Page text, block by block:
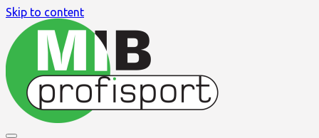
Skip to content